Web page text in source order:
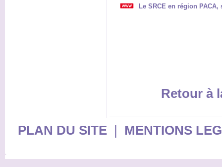
Le SRCE en région
Retour à
PLAN DU SITE| MENTIONS